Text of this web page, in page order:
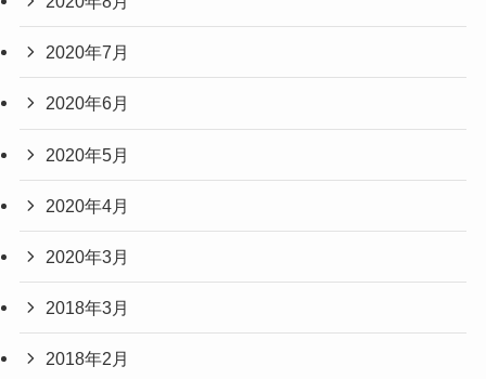
2020年7月
2020年6月
2020年5月
2020年4月
2020年3月
2018年3月
2018年2月